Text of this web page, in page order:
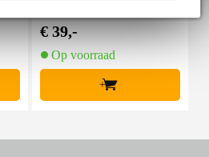
€ 39,-
Op voorraad
+